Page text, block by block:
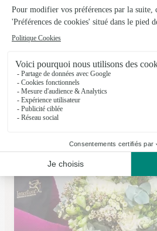
Nandina Fleurs
La Roche Blanche
★★★ ★★4.5 (35)
Voir la boutique